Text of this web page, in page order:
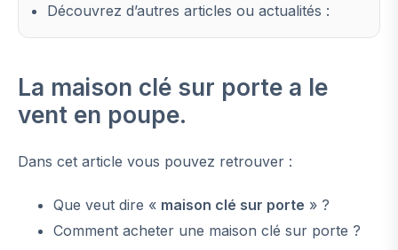
Découvrez d’autres articles ou actualités :
La maison clé sur porte a le
vent en poupe.
Dans cet article vous pouvez retrouver :
Que veut dire « maison clé sur porte » ?
Comment acheter une maison clé sur porte ?